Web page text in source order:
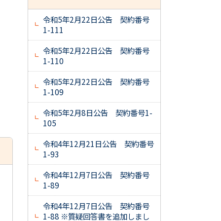
令和5年2月22日公告 契約番号
1-111
令和5年2月22日公告 契約番号
1-110
令和5年2月22日公告 契約番号
1-109
令和5年2月8日公告 契約番号1-
105
令和4年12月21日公告 契約番号
1-93
令和4年12月7日公告 契約番号
1-89
令和4年12月7日公告 契約番号
1-88 ※質疑回答書を追加しまし